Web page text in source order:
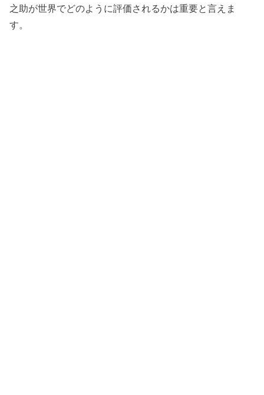
之助が世界でどのように評価されるかは重要と言えま
す。